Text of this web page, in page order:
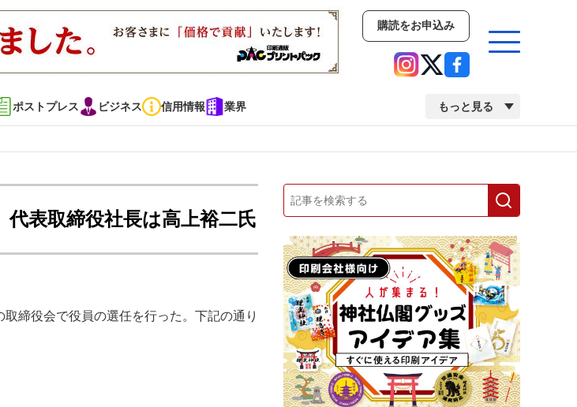
購読をお申込み
ポストプレス ビジネス 信用情報 業界 もっと見る
イベント
クション
トプレス ビジネス イベント 信用情報 業界 市場・統計 人事・移転・異動・訃報
多彩な商材～ JAPAN PACK 2023 特集 中古印刷機・製本機特集
2022 検査・校正特集
表取締役社長は高上裕二氏
締役会で役員の選任を行った。下記の通り